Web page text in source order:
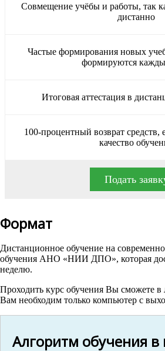
Совмещение учёбы и работы, так
дистанно
Частые формирования новых
формируются
Итоговая аттестация в
100-процентный возврат средств,
качество
Подать
Формат
Дистанционное обучение на
обучения АНО «НИИ ДПО», которая
неделю.
Проходить курс обучения Вы сможете в
Вам необходим только компьютер с
Алгоритм обучения